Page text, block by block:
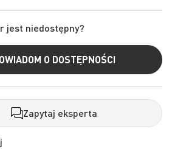
Zapytaj eksperta
jest niedostępny?
O DOSTĘPNOŚCI